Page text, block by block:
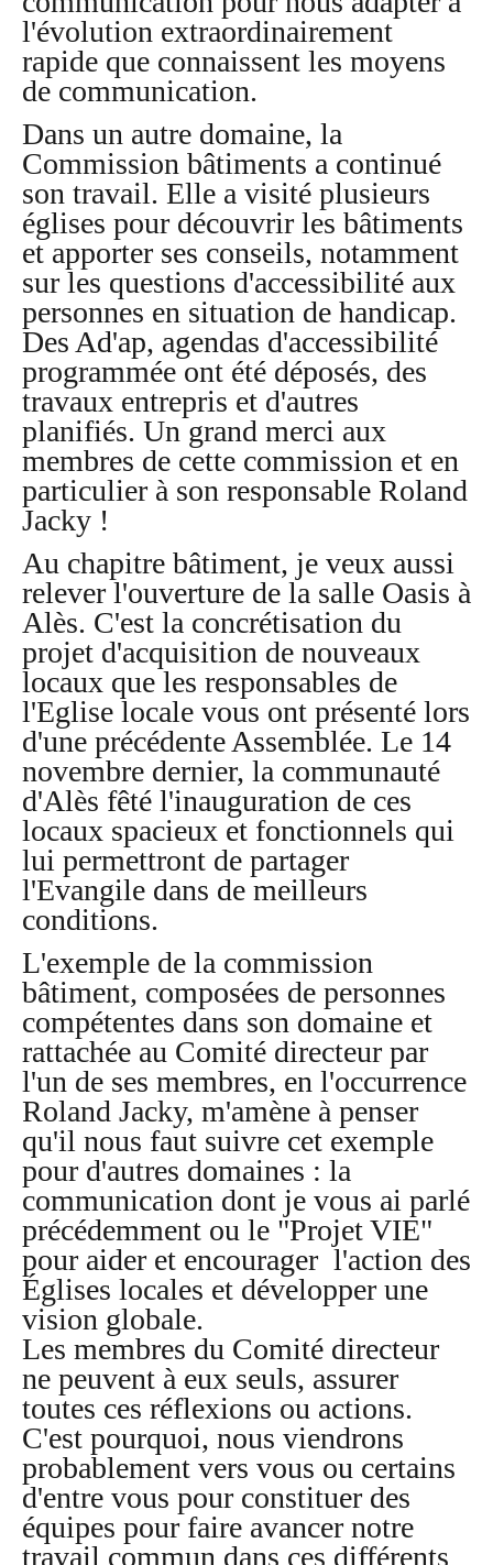
l'évolution extraordinairement
rapide que connaissent les moyens
de communication.
Dans un autre domaine, la
Commission bâtiments a continué
son travail. Elle a visité plusieurs
églises pour découvrir les bâtiments
et apporter ses conseils, notamment
sur les questions d'accessibilité aux
personnes en situation de handicap.
Des Ad'ap, agendas d'accessibilité
programmée ont été déposés, des
travaux entrepris et d'autres
planifiés. Un grand merci aux
membres de cette commission et en
particulier à son responsable Roland
Jacky !
Au chapitre bâtiment, je veux aussi
relever l'ouverture de la salle Oasis à
Alès. C'est la concrétisation du
projet d'acquisition de nouveaux
locaux que les responsables de
l'Eglise locale vous ont présenté lors
d'une précédente Assemblée. Le 14
novembre dernier, la communauté
d'Alès fêté l'inauguration de ces
locaux spacieux et fonctionnels qui
lui permettront de partager
l'Evangile dans de meilleurs
conditions.
L'exemple de la commission
bâtiment, composées de personnes
compétentes dans son domaine et
rattachée au Comité directeur par
l'un de ses membres, en l'occurrence
Roland Jacky, m'amène à penser
qu'il nous faut suivre cet exemple
pour d'autres domaines : la
communication dont je vous ai parlé
précédemment ou le "Projet VIE"
pour aider et encourager l'action des
Églises locales et développer une
vision globale.
Les membres du Comité directeur
ne peuvent à eux seuls, assurer
toutes ces réflexions ou actions.
C'est pourquoi, nous viendrons
probablement vers vous ou certains
d'entre vous pour constituer des
équipes pour faire avancer notre
travail commun dans ces différents